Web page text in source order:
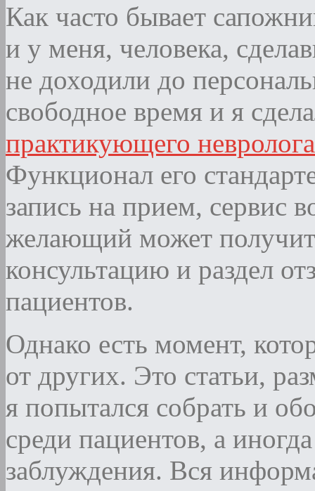
Как часто бывает
и у меня, человека,
не доходили до
свободное время и я
практикующего
Функционал его
запись на прием, сервис
желающий может
консультацию и раздел
пациентов.
Однако есть момент,
от других. Это статьи,
я попытался собрать и
среди пациентов, а
заблуждения. Вся